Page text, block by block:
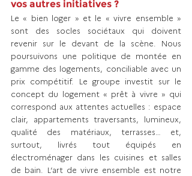
vos autres initiatives ?
Le « bien loger » et le « vivre ensemble »
sont des socles sociétaux qui doivent
revenir sur le devant de la scène. Nous
poursuivons une politique de montée en
gamme des logements, conciliable avec un
prix compétitif. Le groupe investit sur le
concept du logement « prêt à vivre » qui
correspond aux attentes actuelles : espace
clair, appartements traversants, lumineux,
qualité des matériaux, terrasses… et,
surtout, livrés tout équipés en
électroménager dans les cuisines et salles
de bain. L’art de vivre ensemble est notre